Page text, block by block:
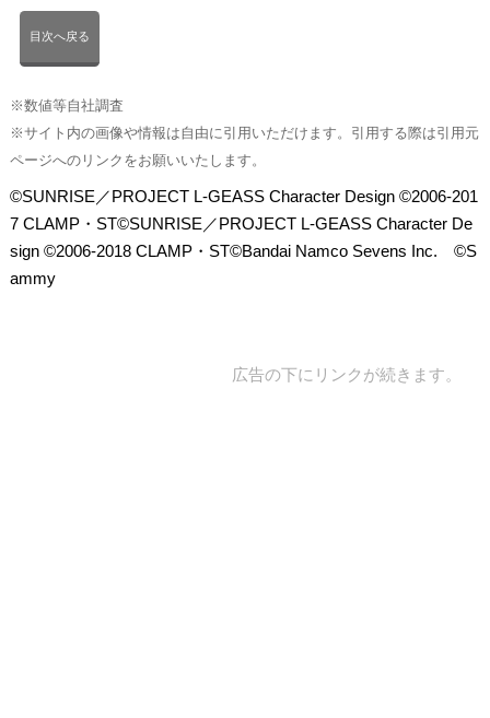
目次へ戻る
※数値等自社調査
※サイト内の画像や情報は自由に引用いただけます。引用する際は引用元
ページへのリンクをお願いいたします。
©SUNRISE／PROJECT L-GEASS Character Design ©2006-201
7 CLAMP・ST©SUNRISE／PROJECT L-GEASS Character De
sign ©2006-2018 CLAMP・ST©Bandai Namco Sevens Inc. ©S
ammy
広告の下にリンクが続きます。